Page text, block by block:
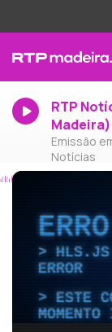
RTP
Madeira)
Emissão
Notícias
HLS.JS
ERROR
ESTE